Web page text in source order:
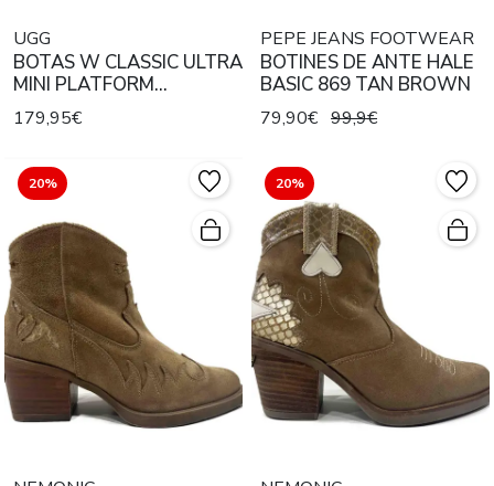
UGG
BOTAS W CLASSIC ULTRA
MINI PLATFORM
CHESTNUT
179,95€
PEPE JEANS FOOTWEAR
BOTINES DE ANTE HALE
BASIC 869 TAN BROWN
79,90€ 99,9€
20% 20%